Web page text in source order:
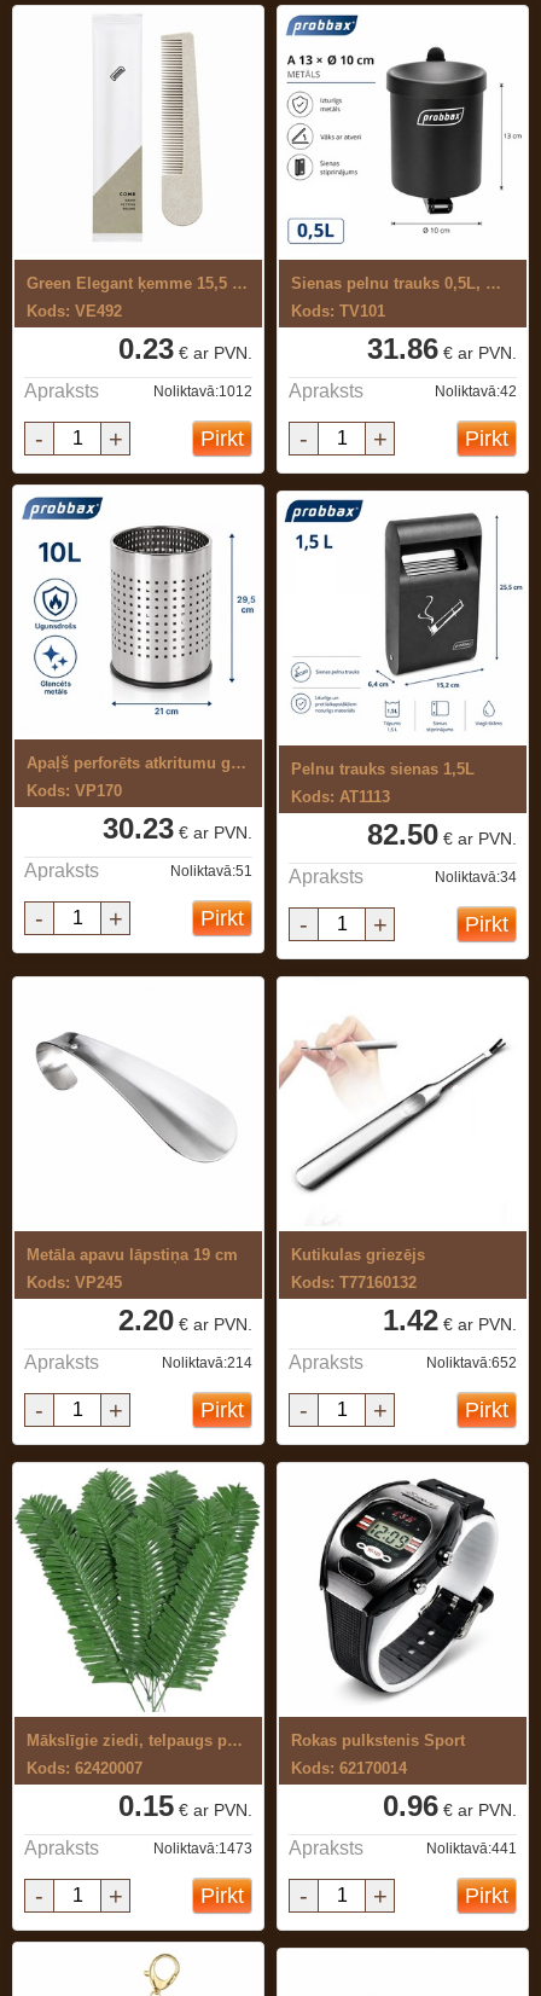
Green Elegant ķemme 15,5 cm, 35% salmu ...
Kods: VE492
0.23 € ar PVN.
Apraksts Noliktavā:1012
- + Pirkt
Sienas pelnu trauks 0,5L, melns
Kods: TV101
31.86 € ar PVN.
Apraksts Noliktavā:42
- + Pirkt
Apaļš perforēts atkritumu grozs 10L
Kods: VP170
30.23 € ar PVN.
Apraksts Noliktavā:51
- + Pirkt
Pelnu trauks sienas 1,5L
Kods: AT1113
82.50 € ar PVN.
Apraksts Noliktavā:34
- + Pirkt
Metāla apavu lāpstiņa 19 cm
Kods: VP245
2.20 € ar PVN.
Apraksts Noliktavā:214
- + Pirkt
Kutikulas griezējs
Kods: T77160132
1.42 € ar PVN.
Apraksts Noliktavā:652
- + Pirkt
Mākslīgie ziedi, telpaugs paparde
Kods: 62420007
0.15 € ar PVN.
Apraksts Noliktavā:1473
- + Pirkt
Rokas pulkstenis Sport
Kods: 62170014
0.96 € ar PVN.
Apraksts Noliktavā:441
- + Pirkt